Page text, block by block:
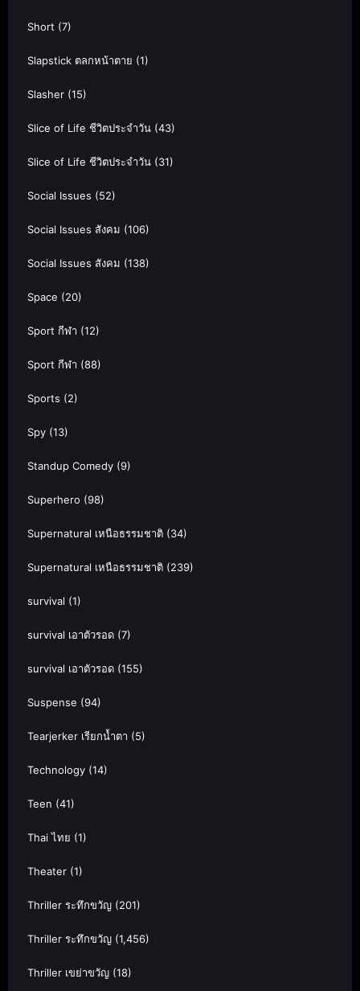
Short (7)
Slapstick ตลกหน้าตาย (1)
Slasher (15)
Slice of Life ชีวิตประจำวัน (43)
Slice of Life ชีวิตประจำวัน (31)
Social Issues (52)
Social Issues สังคม (106)
Social Issues สังคม (138)
Space (20)
Sport กีฬา (12)
Sport กีฬา (88)
Sports (2)
Spy (13)
Standup Comedy (9)
Superhero (98)
Supernatural เหนือธรรมชาติ (34)
Supernatural เหนือธรรมชาติ (239)
survival (1)
survival เอาตัวรอด (7)
survival เอาตัวรอด (155)
Suspense (94)
Tearjerker เรียกน้ำตา (5)
Technology (14)
Teen (41)
Thai ไทย (1)
Theater (1)
Thriller ระทึกขวัญ (201)
Thriller ระทึกขวัญ (1,456)
Thriller เขย่าขวัญ (18)